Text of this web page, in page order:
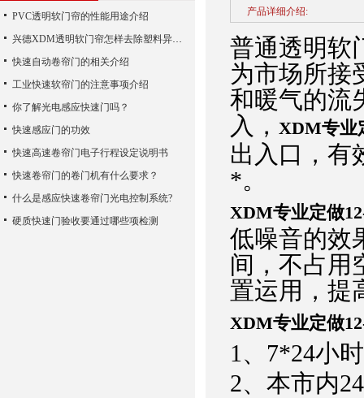
产品详细介绍:
普通透明软
为市场所接
和暖气的流
入， XDM专业
出入口，有
*。
XDM专业定做
低噪音的效
间，不占用
置运用，提
XDM专业定做
1、7*24小
2、本市内
PVC透明软门帘的性能用途介绍
兴德XDM透明软门帘怎样去除塑料异味？
快速自动卷帘门的相关介绍
工业快速软帘门的注意事项介绍
你了解光电感应快速门吗？
快速感应门的功效
快速高速卷帘门电子行程设定说明书
快速卷帘门的卷门机有什么要求？
什么是感应快速卷帘门光电控制系统?
硬质快速门验收要通过哪些项检测